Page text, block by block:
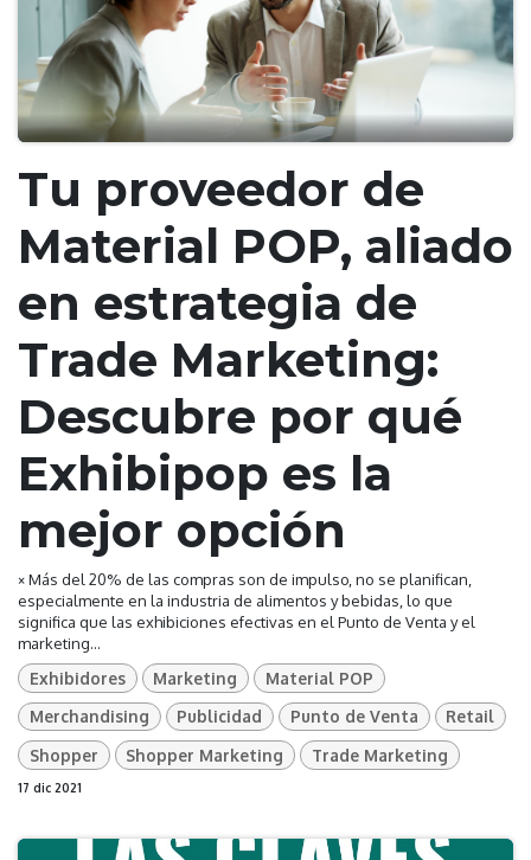
Tu proveedor de
Material POP, aliado
en estrategia de
Trade Marketing:
Descubre por qué
Exhibipop es la
mejor opción
× Más del 20% de las compras son de impulso, no se planifican,
especialmente en la industria de alimentos y bebidas, lo que
significa que las exhibiciones efectivas en el Punto de Venta y el
marketing...
Exhibidores Marketing
Material POP
Merchandising
Publicidad Punto de Venta
Retail
Shopper
Shopper Marketing Trade Marketing
17 dic 2021